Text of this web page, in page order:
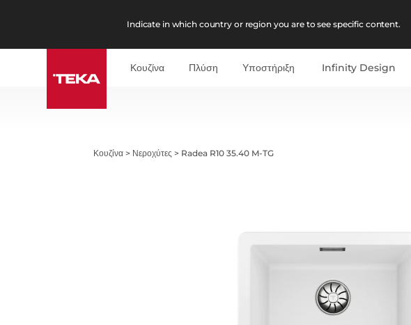
Indicate in which country or region you are to see specific content.
Κουζίνα Πλύση Υποστήριξη Infinity Design
Κουζίνα > Νεροχύτες > Radea R10 35.40 M-TG